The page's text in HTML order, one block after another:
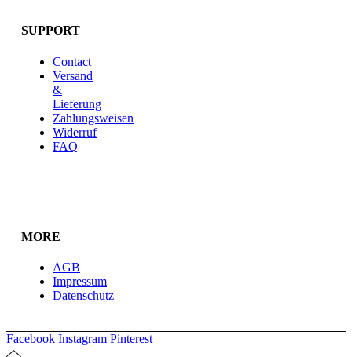
SUPPORT
Contact
Versand
&
Lieferung
Zahlungsweisen
Widerruf
FAQ
MORE
AGB
Impressum
Datenschutz
Facebook Instagram Pinterest